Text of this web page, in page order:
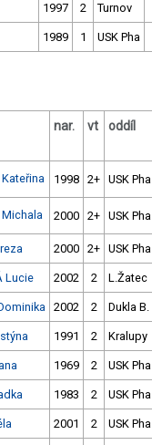
1997 2 Turnov
1989 1 USK Pha
nar. vt oddíl
Kateřina 1998 2+ USK Pha
Michala 2000 2+ USK Pha
2000 2+ USK Pha
Lucie 2002 2 L.Žatec
2002 2 Dukla B.
1991 2 Kralupy
1969 2 USK Pha
1983 2 USK Pha
2001 2 USK Pha